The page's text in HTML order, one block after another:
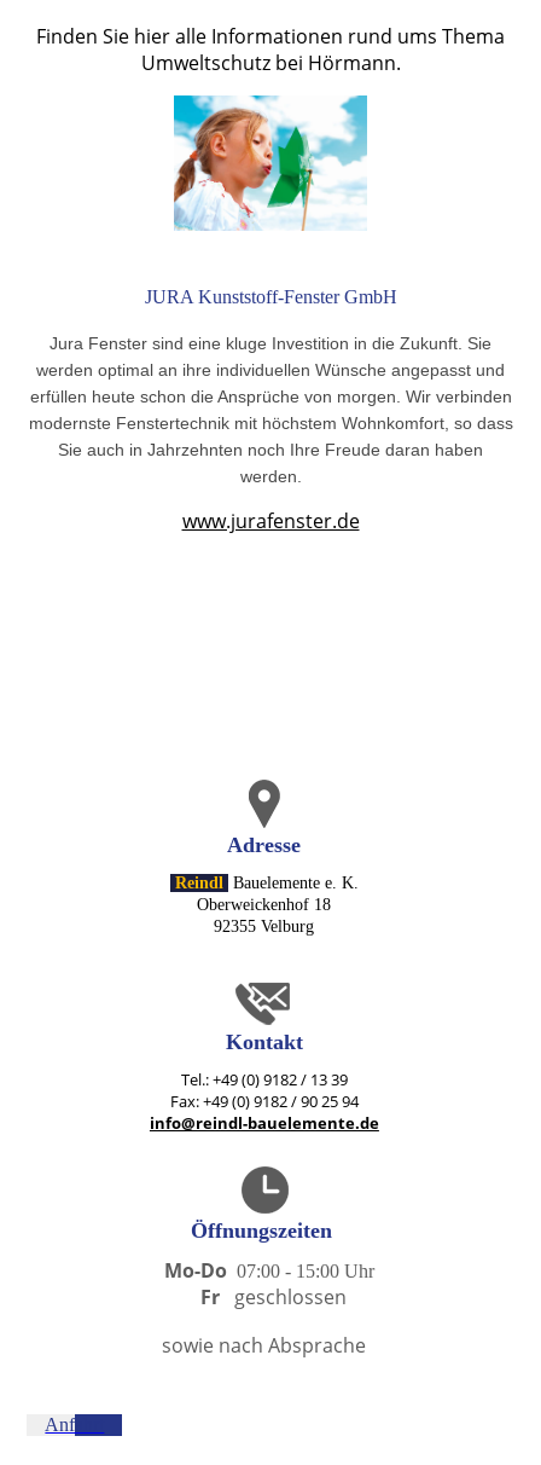
Finden Sie hier alle Informationen rund ums Thema
Umweltschutz bei Hörmann.
JURA Kunststoff-Fenster GmbH
Jura Fenster sind eine kluge Investition in die Zukunft. Sie
werden optimal an ihre individuellen Wünsche angepasst und
erfüllen heute schon die Ansprüche von morgen. Wir verbinden
modernste Fenstertechnik mit höchstem Wohnkomfort, so dass
Sie auch in Jahrzehnten noch Ihre Freude daran haben
werden.
www.jurafenster.de
Adresse
Reindl
Bauelemente e. K.
Oberweickenhof 18
92355 Velburg
Kontakt
Tel.: +49 (0) 9182 / 13 39
Fax: +49 (0) 9182 / 90 25 94
info@reindl-bauelemente.de
Öffnungszeiten
Mo-Do 07:00 - 15:00 Uhr
Fr geschlossen
sowie nach Absprache
Anfahrt